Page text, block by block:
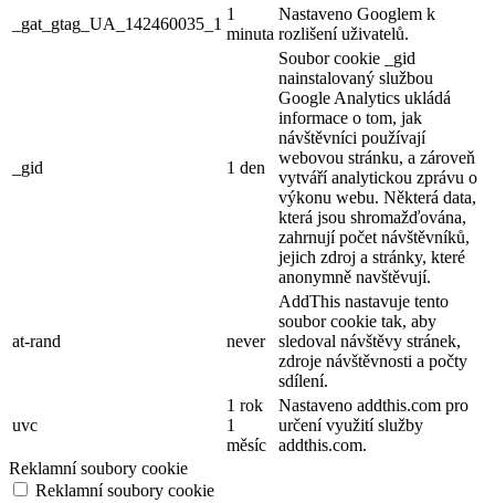
_gat_gtag_UA_142460035_1
1
minuta
Nastaveno Googlem k
rozlišení uživatelů.
_gid 1 den
Soubor cookie _gid
nainstalovaný službou
Google Analytics ukládá
informace o tom, jak
návštěvníci používají
webovou stránku, a zároveň
vytváří analytickou zprávu o
výkonu webu. Některá data,
která jsou shromažďována,
zahrnují počet návštěvníků,
jejich zdroj a stránky, které
anonymně navštěvují.
at-rand never
AddThis nastavuje tento
soubor cookie tak, aby
sledoval návštěvy stránek,
zdroje návštěvnosti a počty
sdílení.
uvc
1 rok
1
měsíc
Nastaveno addthis.com pro
určení využití služby
addthis.com.
Reklamní soubory cookie
Reklamní soubory cookie